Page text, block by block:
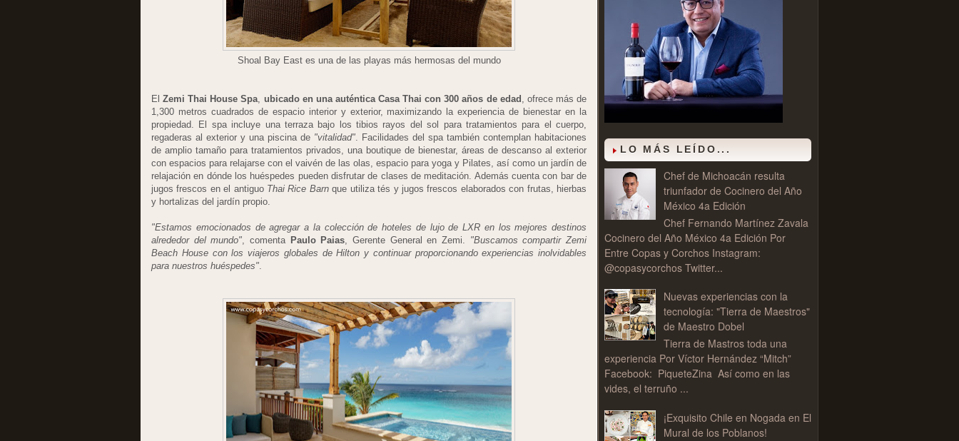
Shoal Bay East es una de las playas más hermosas del mundo
ElZemi Thai House Spa, ubicado en una auténtica Casa Thai con 300 años de edad , ofrece más de
1,300 metros cuadrados de espacio interior y exterior, maximizando la experiencia de bienestar en la
propiedad. El spa incluye una terraza bajo los tibios rayos del sol para tratamientos para el cuerpo,
regaderas al exterior y una piscina de "vitalidad". Facilidades del spa también contemplan habitaciones
de amplio tamaño para tratamientos privados, una boutique de bienestar, áreas de descanso al exterior
con espacios para relajarse con el vaivén de las olas, espacio para yoga y Pilates, así como un jardín de
relajación en dónde los huéspedes pueden disfrutar de clases de meditación. Además cuenta con bar de
jugos frescos en el antiguo Thai Rice Barnque utiliza tés y jugos frescos elaborados con frutas, hierbas
y hortalizas del jardín propio.
"Estamos emocionados de agregar a la colección de hoteles de lujo de LXR en los mejores destinos
alrededor del mundo", comenta Paulo Paias, Gerente General en Zemi. "Buscamos compartir Zemi
Beach House con los viajeros globales de Hilton y continuar proporcionando experiencias inolvidables
para nuestros huéspedes".
LO MÁS LEÍDO...
Chef de Michoacán resulta
triunfador de Cocinero del Año
México 4a Edición
Chef Fernando Martínez Zavala
Cocinero del Año México 4a Edición Por
Entre Copas y Corchos Instagram:
@copasycorchos Twitter...
Nuevas experiencias con la
tecnología: "Tierra de Maestros"
de Maestro Dobel
Tierra de Mastros toda una
experiencia Por Víctor Hernández “Mitch”
Facebook: PiqueteZina Así como en las
vides, el terruño ...
¡Exquisito Chile en Nogada en El
Mural de los Poblanos!